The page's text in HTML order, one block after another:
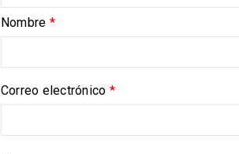
Nombre *
Correo electrónico *